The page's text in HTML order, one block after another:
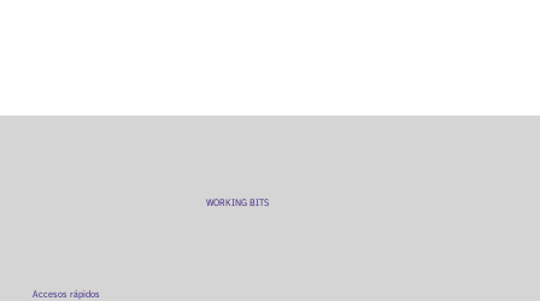
WORKING BITS
Accesos rápidos